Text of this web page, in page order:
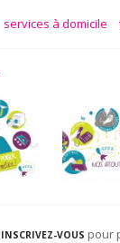
services à domicile
INSCRIVEZ-VOUS pour